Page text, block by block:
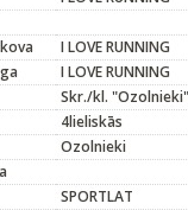
I LOVE RUNNING
I LOVE RUNNING
Skr./kl. "Ozolnieki"
4lieliskās
Ozolnieki
SPORTLAT